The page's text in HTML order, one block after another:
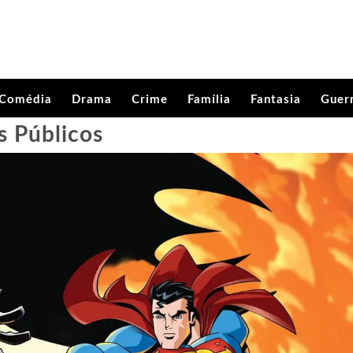
Drama Crime Família Fantasia
Públicos